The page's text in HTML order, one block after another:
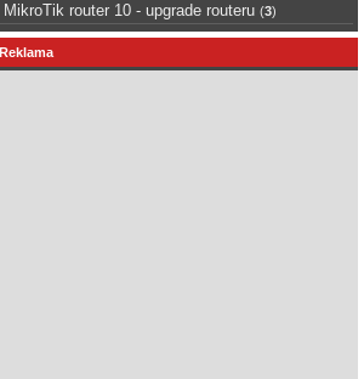
MikroTik router 10 - upgrade routeru (3)
Reklama